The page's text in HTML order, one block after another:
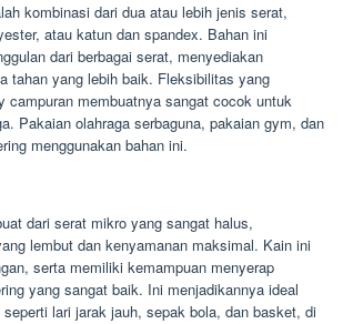
kombinasi dari dua atau lebih jenis serat,
atau katun dan spandex. Bahan ini
dari berbagai serat, menyediakan
tahan yang lebih baik. Fleksibilitas yang
campuran membuatnya sangat cocok untuk
Pakaian olahraga serbaguna, pakaian gym, dan
menggunakan bahan ini.
dari serat mikro yang sangat halus,
lembut dan kenyamanan maksimal. Kain ini
serta memiliki kemampuan menyerap
yang sangat baik. Ini menjadikannya ideal
lari jarak jauh, sepak bola, dan basket, di